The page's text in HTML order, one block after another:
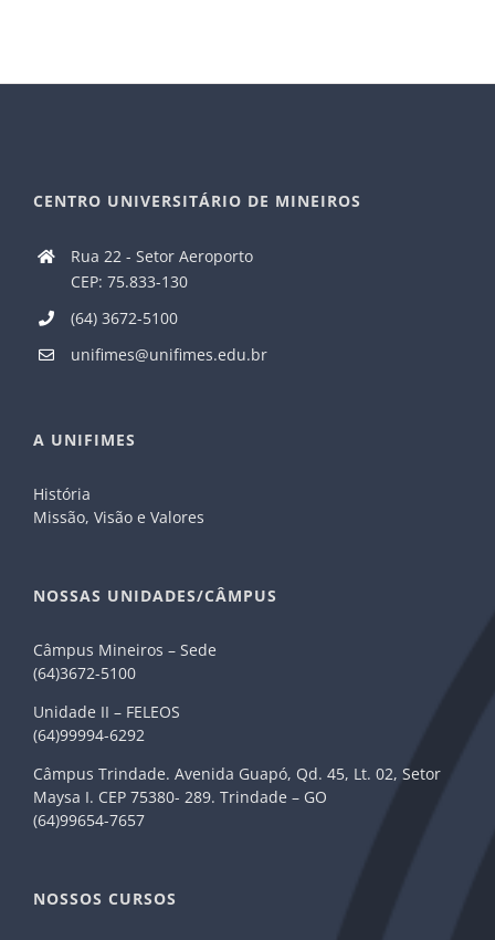
CENTRO UNIVERSITÁRIO DE MINEIROS
Rua 22 - Setor Aeroporto
CEP: 75.833-130
(64) 3672-5100
unifimes@unifimes.edu.br
A UNIFIMES
História
Missão, Visão e Valores
NOSSAS UNIDADES/CÂMPUS
Câmpus Mineiros – Sede
(64)3672-5100
Unidade II – FELEOS
(64)99994-6292
Câmpus Trindade. Avenida Guapó, Qd. 45, Lt. 02, Setor
Maysa I. CEP 75380- 289. Trindade – GO
(64)99654-7657
NOSSOS CURSOS